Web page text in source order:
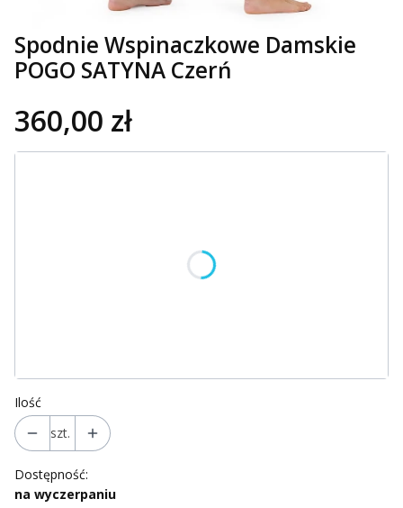
Spodnie Wspinaczkowe Damskie
POGO SATYNA Czerń
360,00 zł
Ilość
szt.
Dostępność:
na wyczerpaniu